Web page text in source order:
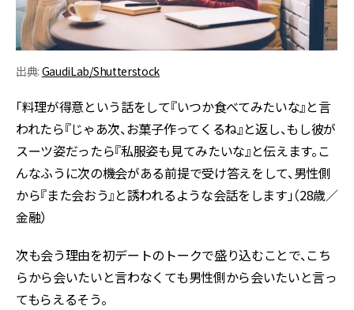
出典: GaudiLab/Shutterstock
「料理が得意という話をして『いつか食べてみたいな』と言
われたら『じゃあ次、お菓子作ってくるね』と返し、もし彼が
スーツ姿だったら『私服姿も見てみたいな』と伝えます。こ
んなふうに次の機会がある前提で受け答えをして、男性側
から『また会おう』と誘われるような会話をします」（28歳／
金融）
次も会う理由を初デートのトークで盛り込むことで、こち
らから会いたいと言わなくても男性側から会いたいと言っ
てもらえるそう。